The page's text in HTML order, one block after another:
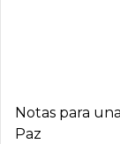
Notas para
Paz